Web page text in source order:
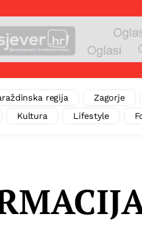
regija
Zagorje
Kultura Lifestyle